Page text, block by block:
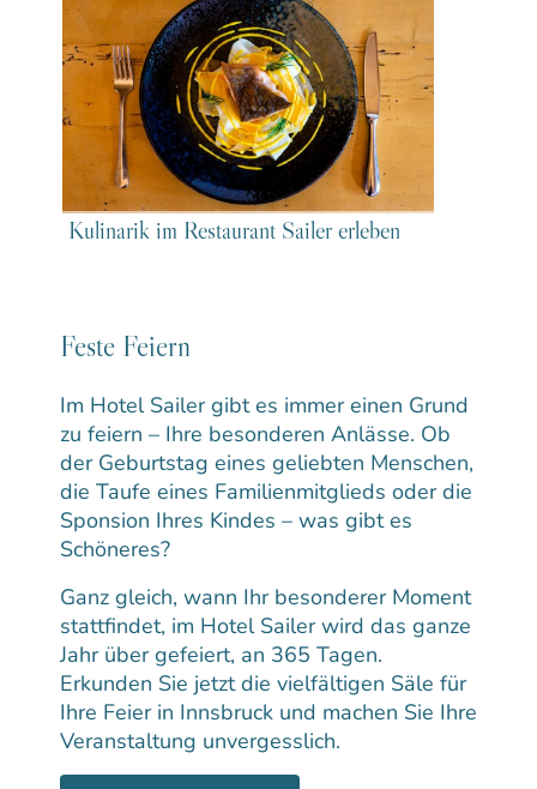
Kulinarik im Restaurant Sailer erleben
Feste Feiern
Im Hotel Sailer gibt es immer einen Grund
zu feiern – Ihre besonderen Anlässe. Ob
der Geburtstag eines geliebten Menschen,
die Taufe eines Familienmitglieds oder die
Sponsion Ihres Kindes – was gibt es
Schöneres?
Ganz gleich, wann Ihr besonderer Moment
stattfindet, im Hotel Sailer wird das ganze
Jahr über gefeiert, an 365 Tagen.
Erkunden Sie jetzt die vielfältigen Säle für
Ihre Feier in Innsbruck und machen Sie Ihre
Veranstaltung unvergesslich.